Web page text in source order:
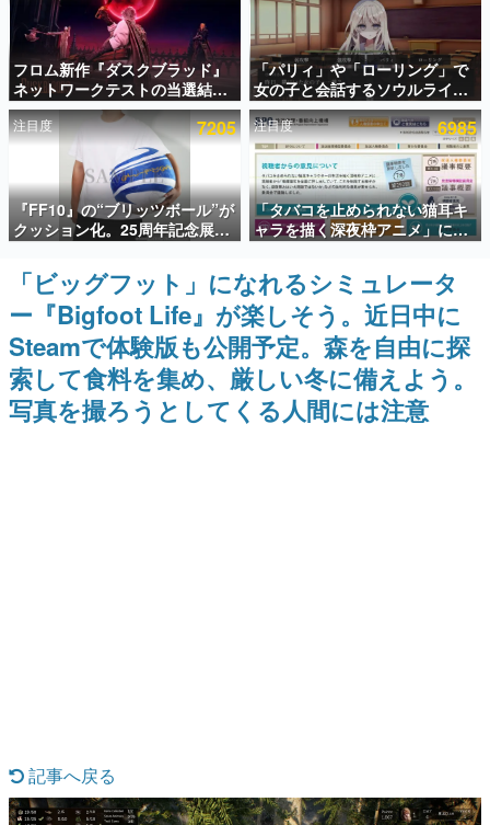
電ファミのいま読まれている記事ランキング
アプリセール情報
インタビュー
連載・特集一覧
殿堂入り記事
SNS拡散数が数千以上！ ページビュー数万以上！ などな
ど。多くの人々に読まれた、電ファミ渾身の“殿堂入り”記
事をまとめました。
ゲームの企画書
名作ゲームクリエイターの方々に製作時のエピソードをお
聞きし、ヒットする企画（ゲーム）とは何か？を探ってい
きます。
赫本
この物語を解いてはいけない。『赫本』は、〈試験問題〉
の形をした短編ホラー小説集です。
なんでゲームは面白い？
フロム新作『ダスクブラッド』
ネットワークテストの当選結果
が8月7日22時に発表。応募サイ
トのマイページから確認可能、
テスト実施は8月21日～24日
「パリィ」や「ローリング」で
女の子と会話するソウルライク
恋愛ゲーム『小早川さんはソウ
ルライク』無料公開。返事に失
敗すると「YOU DIED」
注目度 7205
『FF10』の“ブリッツボール”が
クッション化。25周年記念展
「FINAL FANTASY X
MUSEUM-幻光の記憶-」のグッ
ズ情報が一部公開
注目度 6985
「タバコを止められない猫耳キ
ャラを描く深夜枠アニメ」に視
聴者の一部から批判意見。違法
薬物の使用と思しき描写も含め
て、BPOが議論を交わす
「ビッグフット」になれるシミュレータ
ー『Bigfoot Life』が楽しそう。近日中に
Steamで体験版も公開予定。森を自由に探
索して食料を集め、厳しい冬に備えよう。
写真を撮ろうとしてくる人間には注意
記事へ戻る